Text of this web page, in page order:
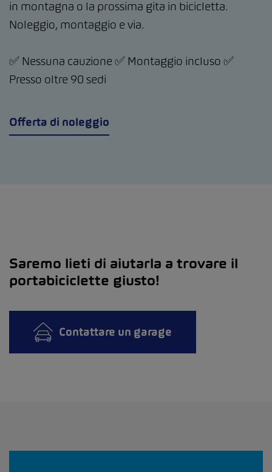
in montagna o la prossima gita in bicicletta.
Noleggio, montaggio e via.
✅ Nessuna cauzione ✅ Montaggio incluso ✅
Presso oltre 90 sedi
Offerta di noleggio
Saremo lieti di aiutarla a trovare il
portabiciclette giusto!
Contattare un garage